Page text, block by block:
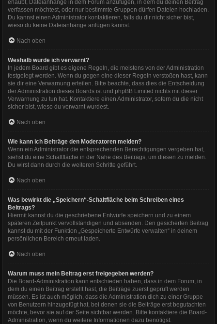
erlaubt, Dateianhänge in dem Forum anzufügen, in dem du deinen Beitrag
verfassen möchtest, oder nur bestimmte Gruppen dürfen Dateien hochladen.
Du kannst einen Administrator kontaktieren, falls du dir nicht sicher bist,
wieso du keine Dateianhänge anfügen kannst.
Nach oben
Weshalb wurde ich verwarnt?
In jedem Board gibt es eigene Regeln, die meistens von der Administration
festgelegt werden. Wenn du gegen eine dieser Regeln verstoßen hast, kann
sie dir eine Verwarnung erteilen. Bitte beachte, dass dies die Entscheidung
der Administration dieses Boards ist und phpBB Limited nichts mit dieser
Verwarnung zu tun hat. Kontaktiere einen Administrator, sofern du die nicht
sicher bist, wieso du verwarnt wurdest.
Nach oben
Wie kann ich Beiträge den Moderatoren melden?
Wenn ein Administrator die entsprechenden Berechtigungen vergeben hat,
siehst du eine Schaltfläche in der Nähe des Beitrags, um diesen zu melden.
Du wirst dann durch die weiteren Schritte geführt.
Nach oben
Was bewirkt die „Speichern“-Schaltfläche beim Schreiben eines
Beitrags?
Hiermit kannst du die geschriebene Entwürfe speichern und zu einem
späteren Zeitpunkt vervollständigen und absenden. Den gesicherten Beitrag
kannst du mit der Funktion „Gespeicherte Entwürfe verwalten“ in deinem
persönlichen Bereich erneut laden.
Nach oben
Warum muss mein Beitrag erst freigegeben werden?
Die Board-Administration kann entschieden haben, dass in dem Forum, in
dem du einen Beitrag erstellt hast, die Beiträge zuerst geprüft werden
müssen. Es ist auch möglich, dass die Administration dich zu einer Gruppe
von Benutzern hinzugefügt hat, bei denen sie die Beiträge erst begutachten
möchte, bevor sie auf der Seite sichtbar werden. Bitte kontaktiere die Board-
Administration, wenn du weitere Informationen dazu benötigst.